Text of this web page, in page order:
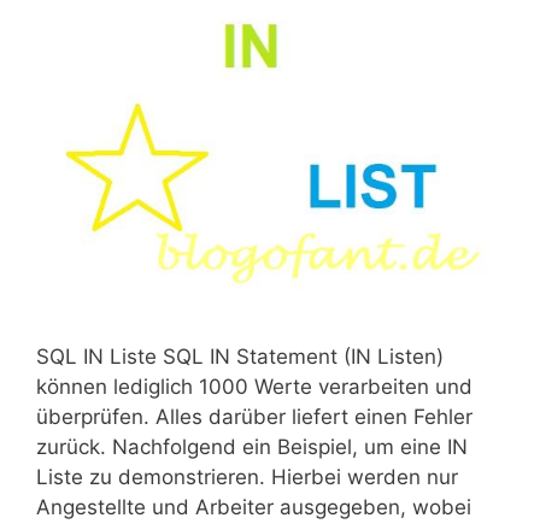
SQL IN Liste SQL IN Statement (IN Listen)
können lediglich 1000 Werte verarbeiten und
überprüfen. Alles darüber liefert einen Fehler
zurück. Nachfolgend ein Beispiel, um eine IN
Liste zu demonstrieren. Hierbei werden nur
Angestellte und Arbeiter ausgegeben, wobei